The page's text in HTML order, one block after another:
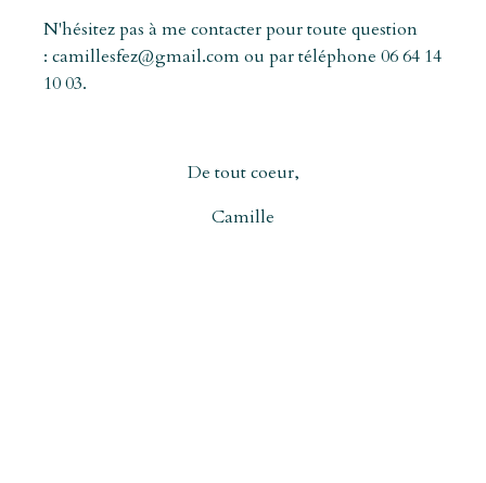
N'hésitez pas à me contacter pour toute question
: camillesfez@gmail.comou par téléphone 06 64 14
10 03.
De tout coeur,
Camille